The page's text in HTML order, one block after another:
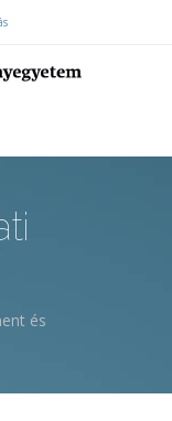
és